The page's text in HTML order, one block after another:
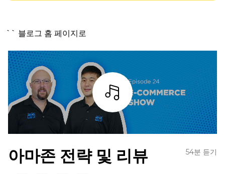
`` 블로그 홈 페이지로
아마존 전략 및 리뷰 54분 듣기